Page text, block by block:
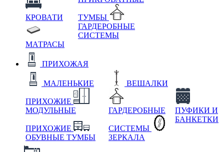
КРОВАТИ
МАТРАСЫ
ТУМБЫ
ГАРДЕРОБНЫЕ
СИСТЕМЫ
ПРИХОЖАЯ
МАЛЕНЬКИЕ
ПРИХОЖИЕ
МОДУЛЬНЫЕ
ПРИХОЖИЕ
ОБУВНЫЕ ТУМБЫ
ВЕШАЛКИ
ГАРДЕРОБНЫЕ
СИСТЕМЫ
ЗЕРКАЛА
ПУФИКИ И
БАНКЕТКИ